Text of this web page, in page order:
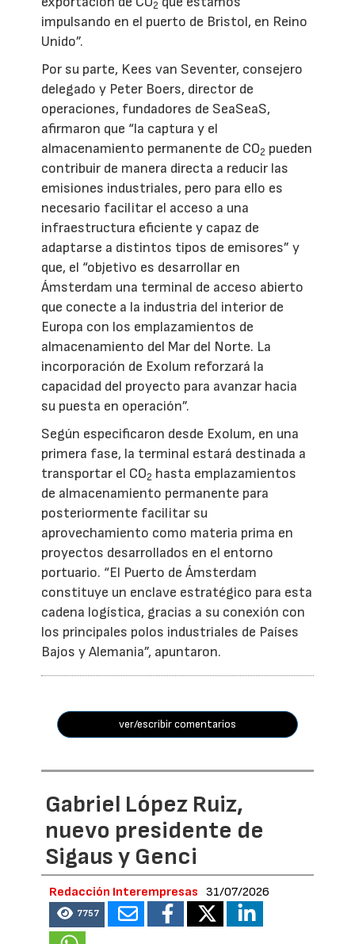
2
impulsando en el puerto de Bristol, en Reino
Unido”.
Por su parte, Kees van Seventer, consejero
delegado y Peter Boers, director de
operaciones, fundadores de SeaSeaS,
afirmaron que “la captura y el
almacenamiento permanente de CO2 pueden
contribuir de manera directa a reducir las
emisiones industriales, pero para ello es
necesario facilitar el acceso a una
infraestructura eficiente y capaz de
adaptarse a distintos tipos de emisores” y
que, el “objetivo es desarrollar en
Ámsterdam una terminal de acceso abierto
que conecte a la industria del interior de
Europa con los emplazamientos de
almacenamiento del Mar del Norte. La
incorporación de Exolum reforzará la
capacidad del proyecto para avanzar hacia
su puesta en operación”.
Según especificaron desde Exolum, en una
primera fase, la terminal estará destinada a
transportar el CO2 hasta emplazamientos
de almacenamiento permanente para
posteriormente facilitar su
aprovechamiento como materia prima en
proyectos desarrollados en el entorno
portuario. “El Puerto de Ámsterdam
constituye un enclave estratégico para esta
cadena logística, gracias a su conexión con
los principales polos industriales de Países
Bajos y Alemania”, apuntaron.
ver/escribir comentarios
Gabriel López Ruiz,
nuevo presidente de
Sigaus y Genci
Redacción Interempresas 31/07/2026
7757